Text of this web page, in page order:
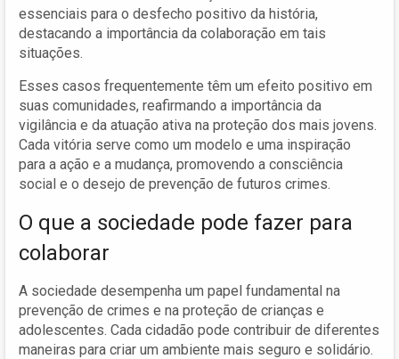
essenciais para o desfecho positivo da história,
destacando a importância da colaboração em tais
situações.
Esses casos frequentemente têm um efeito positivo em
suas comunidades, reafirmando a importância da
vigilância e da atuação ativa na proteção dos mais jovens.
Cada vitória serve como um modelo e uma inspiração
para a ação e a mudança, promovendo a consciência
social e o desejo de prevenção de futuros crimes.
O que a sociedade pode fazer para
colaborar
A sociedade desempenha um papel fundamental na
prevenção de crimes e na proteção de crianças e
adolescentes. Cada cidadão pode contribuir de diferentes
maneiras para criar um ambiente mais seguro e solidário.